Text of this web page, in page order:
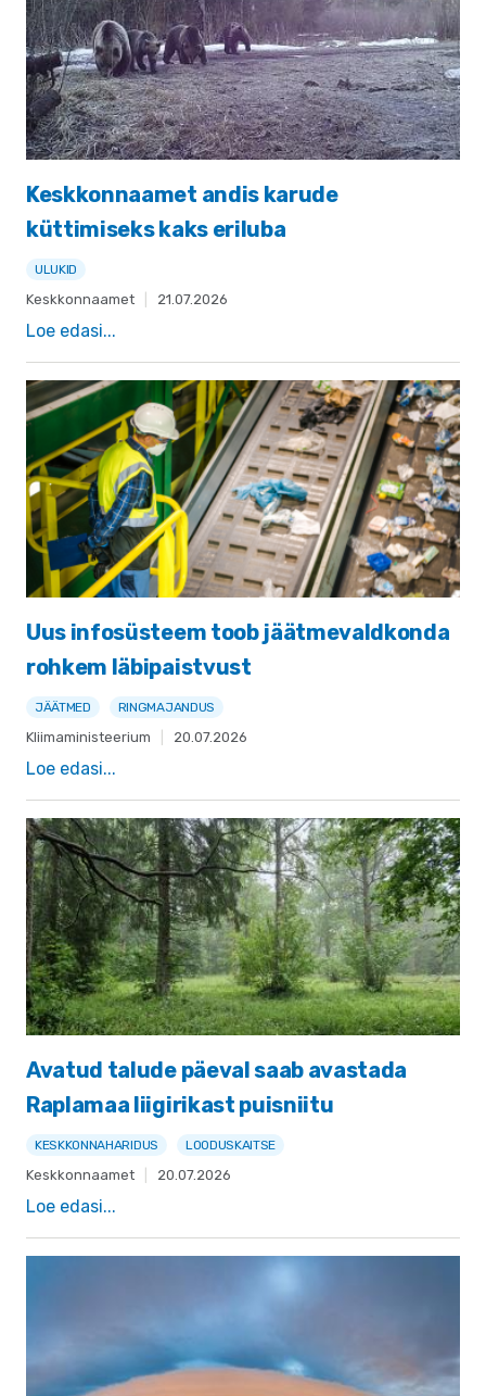
Keskkonnaamet andis karude
küttimiseks kaks eriluba
ULUKID
Keskkonnaamet 21.07.2026
Loe edasi...
Uus infosüsteem toob jäätmevaldkonda
rohkem läbipaistvust
JÄÄTMED RINGMAJANDUS
Kliimaministeerium 20.07.2026
Loe edasi...
Avatud talude päeval saab avastada
Raplamaa liigirikast puisniitu
KESKKONNAHARIDUS LOODUSKAITSE
Keskkonnaamet 20.07.2026
Loe edasi...